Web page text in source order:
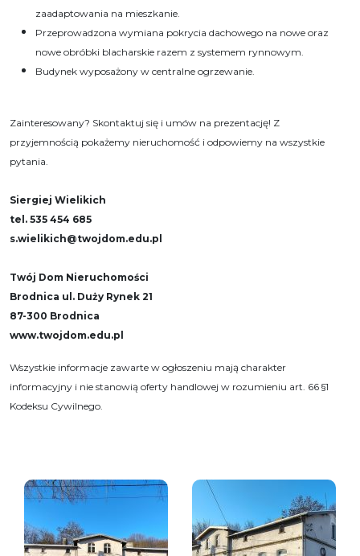
zaadaptowania na mieszkanie.
​​​​​Przeprowadzona wymiana pokrycia dachowego na nowe oraz
nowe obróbki blacharskie razem z systemem rynnowym.
Budynek wyposażony w centralne ogrzewanie.
Zainteresowany? Skontaktuj się i umów na prezentację! Z
przyjemnością pokażemy nieruchomość i odpowiemy na wszystkie
pytania.
Siergiej Wielikich
tel. 535 454 685
s.wielikich@twojdom.edu.pl
Twój Dom Nieruchomości
Brodnica ul. Duży Rynek 21
87-300 Brodnica
www.twojdom.edu.pl
Wszystkie informacje zawarte w ogłoszeniu mają charakter
informacyjny i nie stanowią oferty handlowej w rozumieniu art. 66 §1
Kodeksu Cywilnego.